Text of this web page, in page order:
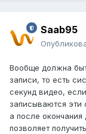
Saab95
Вообще должна
записи, то есть
секунд видео,
записываются эти
а после
позволяет